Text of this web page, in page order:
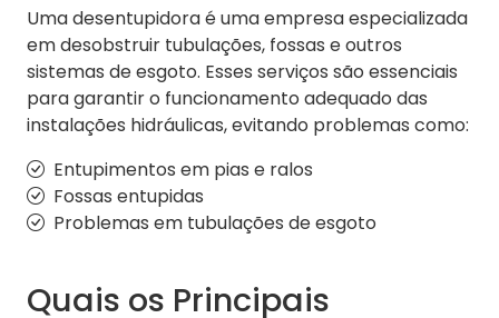
Uma desentupidora é uma empresa especializada
em desobstruir tubulações, fossas e outros
sistemas de esgoto. Esses serviços são essenciais
para garantir o funcionamento adequado das
instalações hidráulicas, evitando problemas como:
Entupimentos em pias e ralos
Fossas entupidas
Problemas em tubulações de esgoto
Quais os Principais